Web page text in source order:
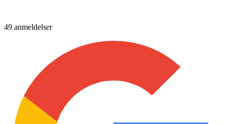
49 anmeldelser